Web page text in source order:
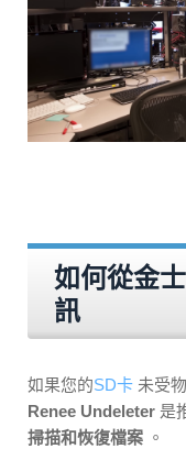
如何從金
訊
如果您的SD卡 未受
Renee Undeleter 是
掃描和恢復檔案 。